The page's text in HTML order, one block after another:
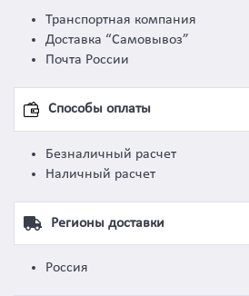
Транспортная компания
Доставка “Самовывоз”
Почта России
Способы оплаты
Безналичный расчет
Наличный расчет
Регионы доставки
Россия